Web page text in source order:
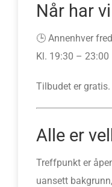
Når har
🕒 Annenhver
Kl. 19:30 – 23:00
Tilbudet er gratis.
Alle er
Treffpunkt er
uansett